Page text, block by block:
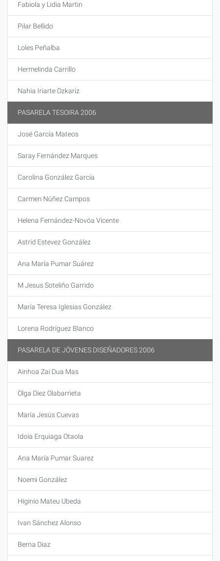
Fabiola y Lidia Martin
Pilar Bellido
Loles Peñalba
Hermelinda Carrillo
Nahia Iriarte Ozkariz
PASARELA TESOIRA 2006
José García Mateos
Saray Fernández Marques
Carolina González García
Carmen Núñez Campos
Helena Fernández-Novóa Vicente
Astrid Estevez González
Ana María Pumar Suárez
M Jesus Soteliño Garrido
María Teresa Iglesias González
Lorena Rodríguez Blanco
PASARELA DE JÓVENES DISEÑADORES 2006
Ainhoa Zai Dua Mas
Olga Diez Olabarrieta
María Jesús Cuevas
Idoia Erquiaga Otaola
Ana María Pumar Suarez
Noemi González
Higinio Mateu Ubeda
Ivan Sánchez Alonso
Berna Diaz